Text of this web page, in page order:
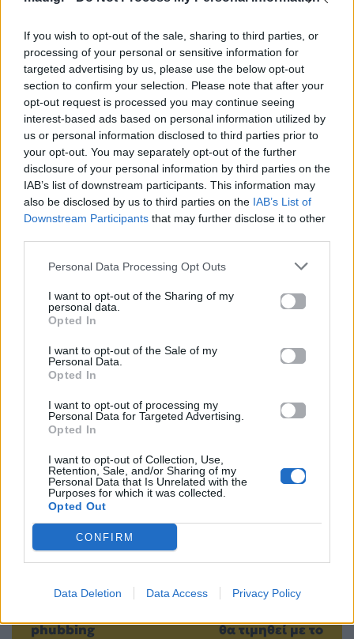
If you wish to opt-out of the sale, sharing to third parties, or
processing of your personal or sensitive information for
targeted advertising by us, please use the below opt-out
section to confirm your selection. Please note that after your
opt-out request is processed you may continue seeing
interest-based ads based on personal information utilized by
us or personal information disclosed to third parties prior to
your opt-out. You may separately opt-out of the further
disclosure of your personal information by third parties on the
IAB’s list of downstream participants. This information may
also be disclosed by us to third parties on the IAB’s List of
Downstream Participants that may further disclose it to other
Personal Data Processing Opt Outs
I want to opt-out of the Sharing of my
personal data.
Opted In
I want to opt-out of the Sale of my
Personal Data.
Opted In
I want to opt-out of processing my
Personal Data for Targeted Advertising.
Opted In
I want to opt-out of Collection, Use,
Retention, Sale, and/or Sharing of my
Personal Data that Is Unrelated with the
Purposes for which it was collected.
Opted Out
CONFIRM
Data Deletion Data Access Privacy Policy
σχετικά με τοMad.gr, επισκεφτείτε μας στο
Facebook, επικοινωνήστε μέσω Twitterή
ακολουθήστε μας στοInstagram.
Βία κατά των Γυναικών γυναικοκτονία έμφυλη βία
Παγκόσμια Ημέρα
Παγκόσμια Ημέρα για την Εξάλειψη της
Βίας κατά των Γυναικών
Ακολουθήστε το
Mad.gr στο Google
News
Ακολουθήστε το
Mad.gr στο MSN
Μοιράσου αυτό το άρθρο
Προηγούμενο
phubbing
Επόμενο
θα τιμηθεί με το